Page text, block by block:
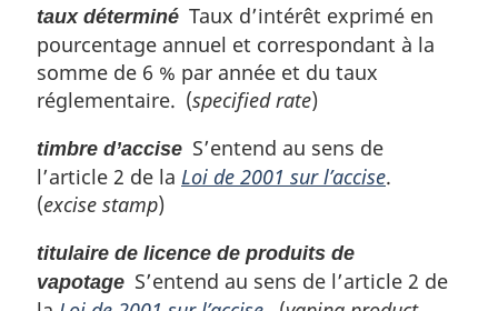
taux déterminé Taux d’intérêt exprimé en
pourcentage annuel et correspondant à la
somme de 6 % par année et du taux
réglementaire. (specified rate)
timbre d’accise S’entend au sens de
l’article 2 de la Loi de 2001 sur l’accise.
(excise stamp)
titulaire de licence de produits de
vapotage S’entend au sens de l’article 2 de